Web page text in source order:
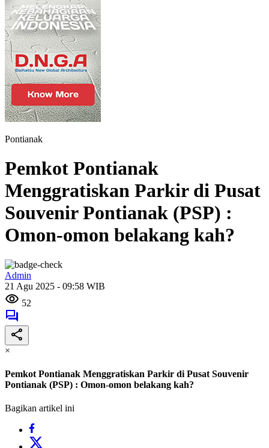
Pontianak
Pemkot Pontianak
Menggratiskan Parkir di Pusat
Souvenir Pontianak (PSP) :
Omon-omon belakang kah?
Admin
21 Agu 2025 - 09:58 WIB
52
×
Pemkot Pontianak Menggratiskan Parkir di Pusat Souvenir
Pontianak (PSP) : Omon-omon belakang kah?
Bagikan artikel ini